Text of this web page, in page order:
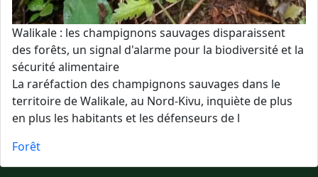
Walikale : les champignons sauvages disparaissent
des forêts, un signal d'alarme pour la biodiversité et la
sécurité alimentaire
La raréfaction des champignons sauvages dans le
territoire de Walikale, au Nord-Kivu, inquiète de plus
en plus les habitants et les défenseurs de l
Forêt